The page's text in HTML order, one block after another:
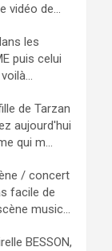
vidéo de...
les
puis celui
de Tarzan
aujourd'hui
qui m...
/ concert
facile de
music...
BESSON,